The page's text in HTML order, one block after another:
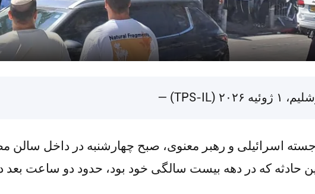
اسرائیلی و رهبر معنوی، صبح چهارشنبه در داخل سالن
حادثه که در دهه بیست سالگی خود بود، حدود دو ساعت